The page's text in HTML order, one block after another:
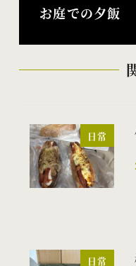
お庭での夕飯
日常
日常